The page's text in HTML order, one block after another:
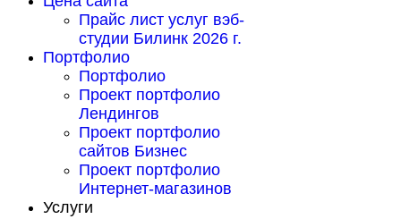
Прайс лист услуг вэб-
студии Билинк 2026 г.
Портфолио
Портфолио
Проект портфолио
Лендингов
Проект портфолио
сайтов Бизнес
Проект портфолио
Интернет-магазинов
Услуги